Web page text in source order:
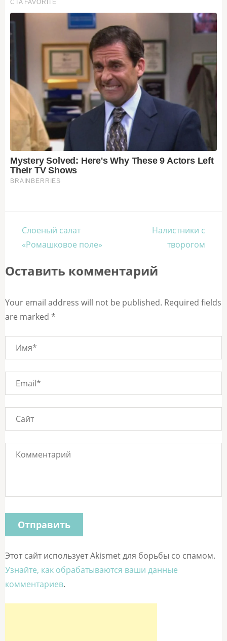
Навигация
по
Слоеный салат
«Ромашковое поле»
Налистники с
творогом
Оставить комментарий
Your email address will not be published. Required fields
are marked *
Этот сайт использует Akismet для борьбы со спамом.
Узнайте, как обрабатываются ваши данные
комментариев.